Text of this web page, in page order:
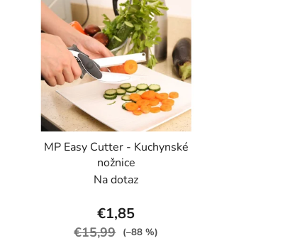
MP Easy Cutter - Kuchynské
nožnice
Na dotaz
€1,85
€15,99 (–88 %)